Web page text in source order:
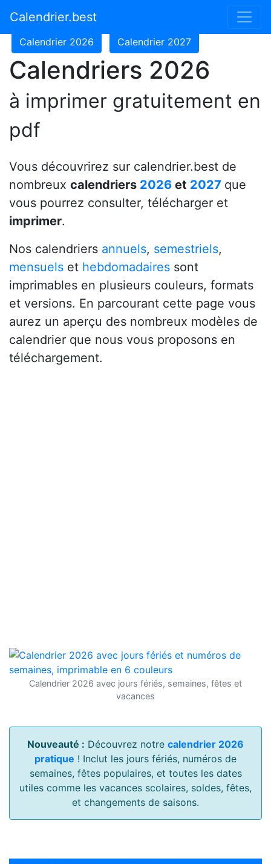
Calendrier.best
Calendrier 2024
Calendrier 2026 Calendrier 2027
Calendriers 2026
à imprimer gratuitement en
pdf
Vous découvrirez sur calendrier.best de
nombreux calendriers 2026 et 2027 que
vous pourrez consulter, télécharger et
imprimer.
Nos calendriers annuels, semestriels,
mensuels et hebdomadaires sont
imprimables en plusieurs couleurs, formats
et versions. En parcourant cette page vous
aurez un aperçu des nombreux modèles de
calendrier que nous vous proposons en
téléchargement.
Calendrier 2026 avec jours fériés, semaines, fêtes et
vacances
Nouveauté : Découvrez notre calendrier 2026
pratique ! Inclut les jours fériés, numéros de
semaines, fêtes populaires, et toutes les dates
utiles comme les vacances scolaires, soldes, fêtes,
et changements de saisons.